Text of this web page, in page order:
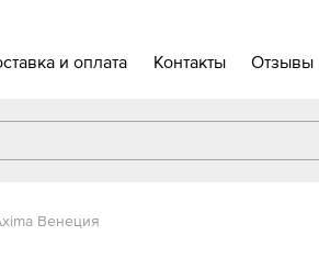
и оплата Контакты Отзывы
Венеция